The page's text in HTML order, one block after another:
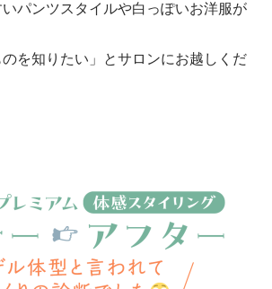
パンツスタイルや白っぽいお洋服が
のを知りたい」とサロンにお越しくだ